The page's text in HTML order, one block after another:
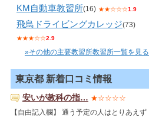
KM自動車教習所(16) ★★☆☆☆1.9
飛鳥ドライビングカレッジ(73)
★★★☆☆2.9
»その他の主要教習所教習所一覧を見る
東京都 新着口コミ情報
安いが教科の指… ★☆☆☆☆
【自由記入欄】 通う予定の人はとりあえず